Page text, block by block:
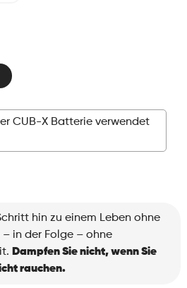
CUB-X Batterie verwendet
hin zu einem Leben ohne
– in der Folge – ohne
Dampfen Sie nicht, wenn Sie
rauchen.